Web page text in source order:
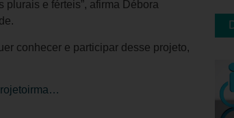
plurais e férteis”, afirma Débora
conhecer e participar desse projeto,